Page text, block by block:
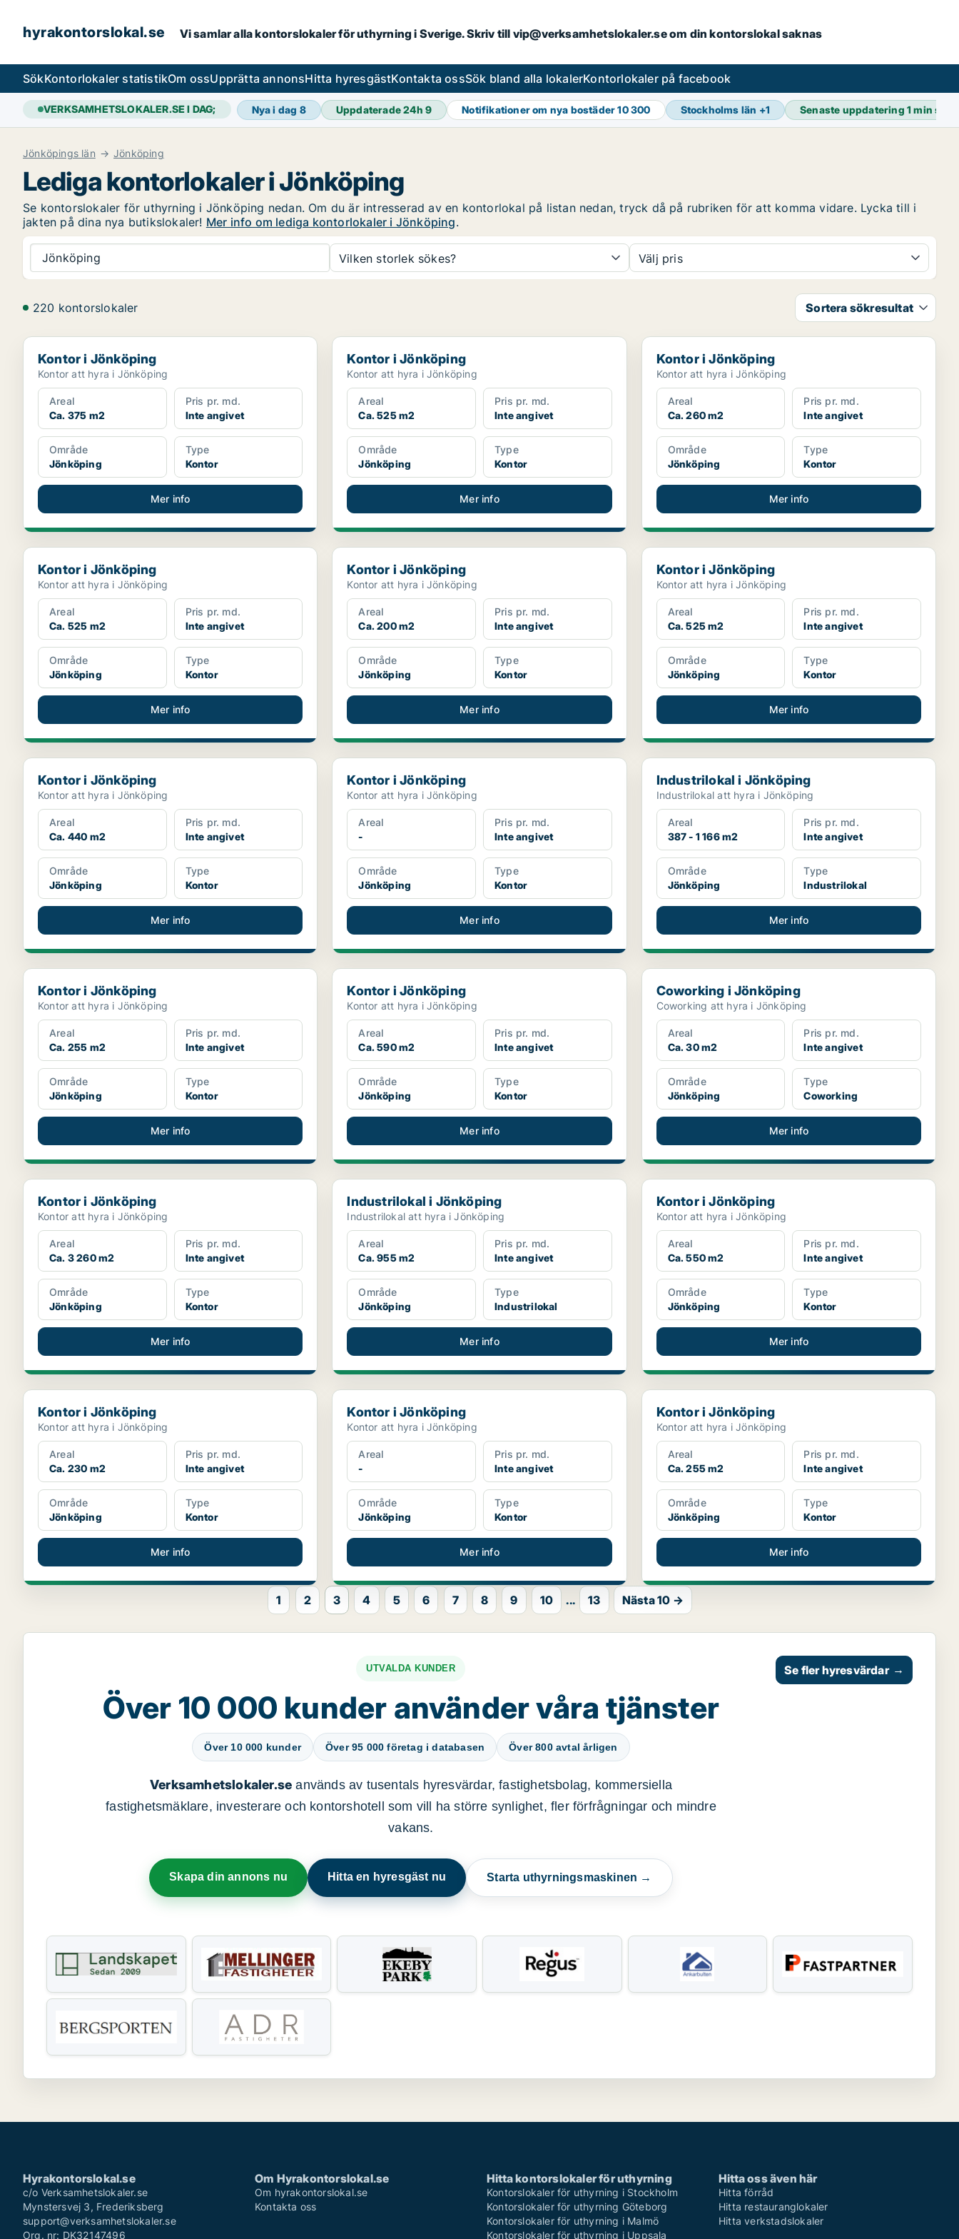
hyrakontorslokal.se Vi samlar alla kontorslokaler för uthyrning i Sverige. Skriv till vip@verksamhetslokaler.se om din kontorslokal saknas
SökKontorlokaler statistikOm ossUpprätta annonsHitta hyresgästKontakta ossSök bland alla lokalerKontorlokaler på facebook
VERKSAMHETSLOKALER.SE I DAG; Nya i dag 8 Uppdaterade 24h9 Notifikationer om nya bostäder10 300 Stockholms län +1 Senaste uppdatering1 min
Jönköpings län Jönköping
Lediga kontorlokaler i Jönköping
Se kontorslokaler för uthyrning i Jönköping nedan. Om du är intresserad av en kontorlokal på listan nedan, tryck då på rubriken för att komma vidare. Lycka till i
jakten på dina nya butikslokaler! Mer info om lediga kontorlokaler i Jönköping.
Jönköping Vilken storlek sökes? Välj pris
220 kontorslokaler Sortera sökresultat
Kontor i Jönköping
Kontor i Jönköping
Kontor att hyra i Jönköping
Areal
Ca. 375 m2
Pris pr. md.
Inte angivet
Område
Jönköping
Type
Kontor
Mer info
Kontor i Jönköping
Kontor i Jönköping
Kontor att hyra i Jönköping
Areal
Ca. 525 m2
Pris pr. md.
Inte angivet
Område
Jönköping
Type
Kontor
Mer info
Kontor i Jönköping
Kontor i Jönköping
Kontor att hyra i Jönköping
Areal
Ca. 260 m2
Pris pr. md.
Inte angivet
Område
Jönköping
Type
Kontor
Mer info
Kontor i Jönköping
Kontor i Jönköping
Kontor att hyra i Jönköping
Areal
Ca. 525 m2
Pris pr. md.
Inte angivet
Område
Jönköping
Type
Kontor
Mer info
Kontor i Jönköping
Kontor i Jönköping
Kontor att hyra i Jönköping
Areal
Ca. 200 m2
Pris pr. md.
Inte angivet
Område
Jönköping
Type
Kontor
Mer info
Kontor i Jönköping
Kontor i Jönköping
Kontor att hyra i Jönköping
Areal
Ca. 525 m2
Pris pr. md.
Inte angivet
Område
Jönköping
Type
Kontor
Mer info
Kontor i Jönköping
Kontor i Jönköping
Kontor att hyra i Jönköping
Areal
Ca. 440 m2
Pris pr. md.
Inte angivet
Område
Jönköping
Type
Kontor
Mer info
Kontor i Jönköping
Kontor i Jönköping
Kontor att hyra i Jönköping
Areal
-
Pris pr. md.
Inte angivet
Område
Jönköping
Type
Kontor
Mer info
Industrilokal i Jönköping
Industrilokal i Jönköping
Industrilokal att hyra i Jönköping
Areal
387 - 1 166 m2
Pris pr. md.
Inte angivet
Område
Jönköping
Type
Industrilokal
Mer info
Kontor i Jönköping
Kontor i Jönköping
Kontor att hyra i Jönköping
Areal
Ca. 255 m2
Pris pr. md.
Inte angivet
Område
Jönköping
Type
Kontor
Mer info
Kontor i Jönköping
Kontor i Jönköping
Kontor att hyra i Jönköping
Areal
Ca. 590 m2
Pris pr. md.
Inte angivet
Område
Jönköping
Type
Kontor
Mer info
Coworking i Jönköping
Coworking i Jönköping
Coworking att hyra i Jönköping
Areal
Ca. 30 m2
Pris pr. md.
Inte angivet
Område
Jönköping
Type
Coworking
Mer info
Kontor i Jönköping
Kontor i Jönköping
Kontor att hyra i Jönköping
Areal
Ca. 3 260 m2
Pris pr. md.
Inte angivet
Område
Jönköping
Type
Kontor
Mer info
Industrilokal i Jönköping
Industrilokal i Jönköping
Industrilokal att hyra i Jönköping
Areal
Ca. 955 m2
Pris pr. md.
Inte angivet
Område
Jönköping
Type
Industrilokal
Mer info
Kontor i Jönköping
Kontor i Jönköping
Kontor att hyra i Jönköping
Areal
Ca. 550 m2
Pris pr. md.
Inte angivet
Område
Jönköping
Type
Kontor
Mer info
Kontor i Jönköping
Kontor i Jönköping
Kontor att hyra i Jönköping
Areal
Ca. 230 m2
Pris pr. md.
Inte angivet
Område
Jönköping
Type
Kontor
Mer info
Kontor i Jönköping
Kontor i Jönköping
Kontor att hyra i Jönköping
Areal
-
Pris pr. md.
Inte angivet
Område
Jönköping
Type
Kontor
Mer info
Kontor i Jönköping
Kontor i Jönköping
Kontor att hyra i Jönköping
Areal
Ca. 255 m2
Pris pr. md.
Inte angivet
Område
Jönköping
Type
Kontor
Mer info
1 2 3 4 5 6 7 8 9 10 ... 13 Nästa 10 →
UTVALDA KUNDER
Över 10 000 kunder använder våra tjänster
Över 10 000 kunder Över 95 000 företag i databasen Över 800 avtal årligen
Verksamhetslokaler.se används av tusentals hyresvärdar, fastighetsbolag, kommersiella
fastighetsmäklare, investerare och kontorshotell som vill ha större synlighet, fler förfrågningar och mindre
vakans.
Skapa din annons nu Hitta en hyresgäst nu Starta uthyrningsmaskinen →
Se fler hyresvärdar →
Hyrakontorslokal.se
c/o Verksamhetslokaler.se
Mynstersvej 3, Frederiksberg
support@verksamhetslokaler.se
Org. nr: DK32147496
Om Hyrakontorslokal.se
Om hyrakontorslokal.se
Kontakta oss
Hitta kontorslokaler för uthyrning
Kontorslokaler för uthyrning i Stockholm
Kontorslokaler för uthyrning Göteborg
Kontorslokaler för uthyrning i Malmö
Kontorslokaler för uthyrning i Uppsala
Hitta oss även här
Hitta förråd
Hitta restauranglokaler
Hitta verkstadslokaler